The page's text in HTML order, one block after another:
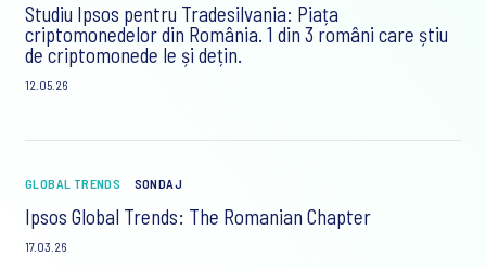
Studiu Ipsos pentru Tradesilvania: Piața
criptomonedelor din România. 1 din 3 români care știu
de criptomonede le și dețin.
12.05.26
GLOBAL TRENDS SONDAJ
Ipsos Global Trends: The Romanian Chapter
17.03.26